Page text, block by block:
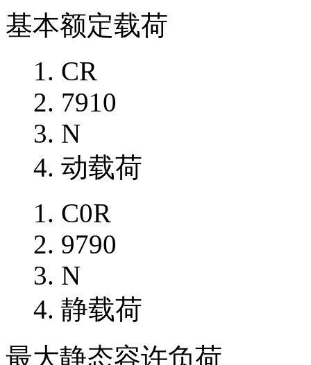
基本额定载荷
CR
7910
N
动载荷
C0R
9790
N
静载荷
最大静态容许负荷